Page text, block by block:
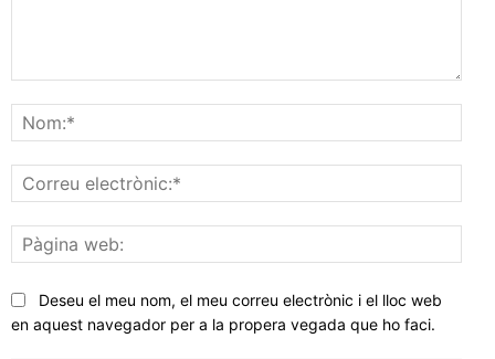
web:
Deseu el meu nom, el meu correu electrònic i el lloc web
en aquest navegador per a la propera vegada que ho faci.